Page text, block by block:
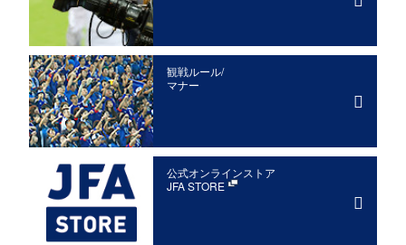
観戦ルール/
マナー
公式オンラインストア
JFA STORE